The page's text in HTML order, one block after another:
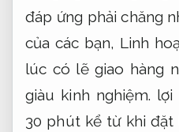
đáp ứng phải chăng
của các bạn, Linh
lúc có lẽ giao hàng
giàu kinh nghiệm. lợi
30 phút kể từ khi